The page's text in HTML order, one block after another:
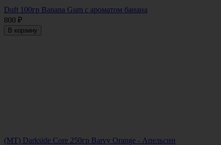
Duft 100гр Banana Gum с ароматом банана
800 ₽
В корзину
(MT) Darkside Core 250гр Barvy Orange - Апельсин